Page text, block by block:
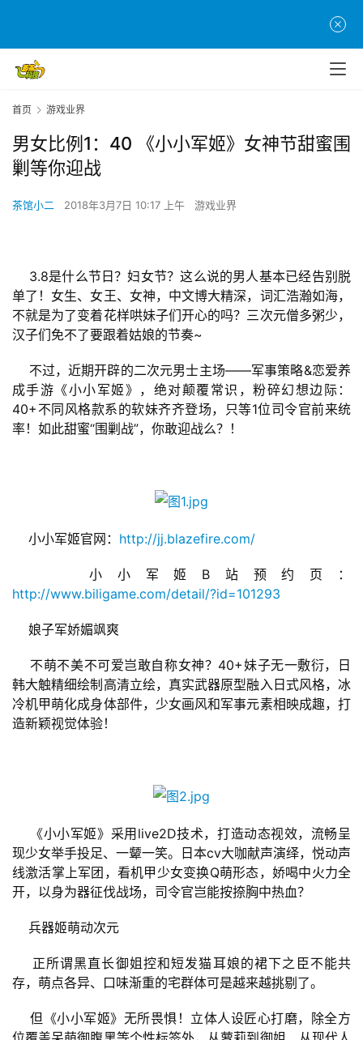
茶
原
创
业
首页 游戏业界
男女比例1：40 《小小军姬》女神节甜蜜围
剿等你迎战
茶馆小二 2018年3月7日 10:17 上午 游戏业界
3.8是什么节日？妇女节？这么说的男人基本已经告别脱
单了！女生、女王、女神，中文博大精深，词汇浩瀚如海，
不就是为了变着花样哄妹子们开心的吗？三次元僧多粥少，
汉子们免不了要跟着姑娘的节奏~
不过，近期开辟的二次元男士主场——军事策略&恋爱养
成手游《小小军姬》，绝对颠覆常识，粉碎幻想边际：
40+不同风格款系的软妹齐齐登场，只等1位司令官前来统
率！如此甜蜜“围剿战”，你敢迎战么？！
小小军姬官网： http://jj.blazefire.com/
小小军姬B站预约页：
http://www.biligame.com/detail/?id=101293
娘子军娇媚飒爽
不萌不美不可爱岂敢自称女神？40+妹子无一敷衍，日
韩大触精细绘制高清立绘，真实武器原型融入日式风格，冰
冷机甲萌化成身体部件，少女画风和军事元素相映成趣，打
造新颖视觉体验！
《小小军姬》采用live2D技术，打造动态视效，流畅呈
现少女举手投足、一颦一笑。日本cv大咖献声演绎，悦动声
线激活掌上军团，看机甲少女变换Q萌形态，娇喝中火力全
开，以身为器征伐战场，司令官岂能按捺胸中热血？
兵器姬萌动次元
正所谓黑直长御姐控和短发猫耳娘的裙下之臣不能共
存，萌点各异、口味渐重的宅群体可是越来越挑剔了。
但《小小军姬》无所畏惧！立体人设匠心打磨，除全方